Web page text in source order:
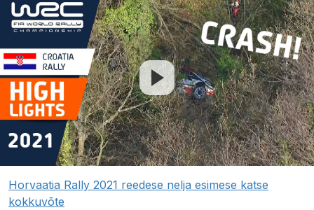
Horvaatia Rally 2021 reedese nelja esimese katse
kokkuvõte